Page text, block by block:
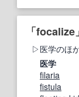
「
医学のほ
医学
filaria
fistula